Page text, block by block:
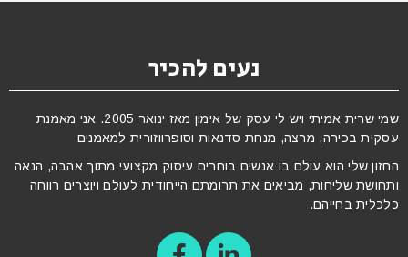
נעים להכיר
שמי שרית אמיתי ויש לי עסק של אימון מאז ינואר 2005. אני מאמנת
עסקית בכירה, מרצה, מנחת סדנאות וסופרווזורית למאמנים
החזון שלי הוא עולם בו אנשים בוחרים עיסוק מקצועי מתוך אהבה, הנאה
ותחושת שליחות, מביאים את תרומתם הייחודית לעולם ויוצרים רווחה
כלכלית בחייהם.